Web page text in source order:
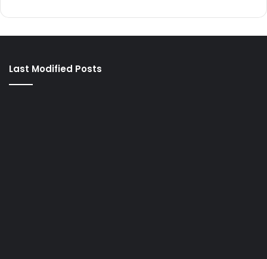
Last Modified Posts